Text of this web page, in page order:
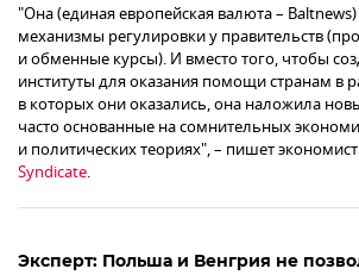
"Она (единая европейская валюта –
механизмы регулировки у правительств
и обменные курсы). И вместо того, чтобы
институты для оказания помощи странам в
в которых они оказались, она наложила
часто основанные на сомнительных
и политических теориях", – пишет
Syndicate.
Эксперт: Польша и Венгрия не